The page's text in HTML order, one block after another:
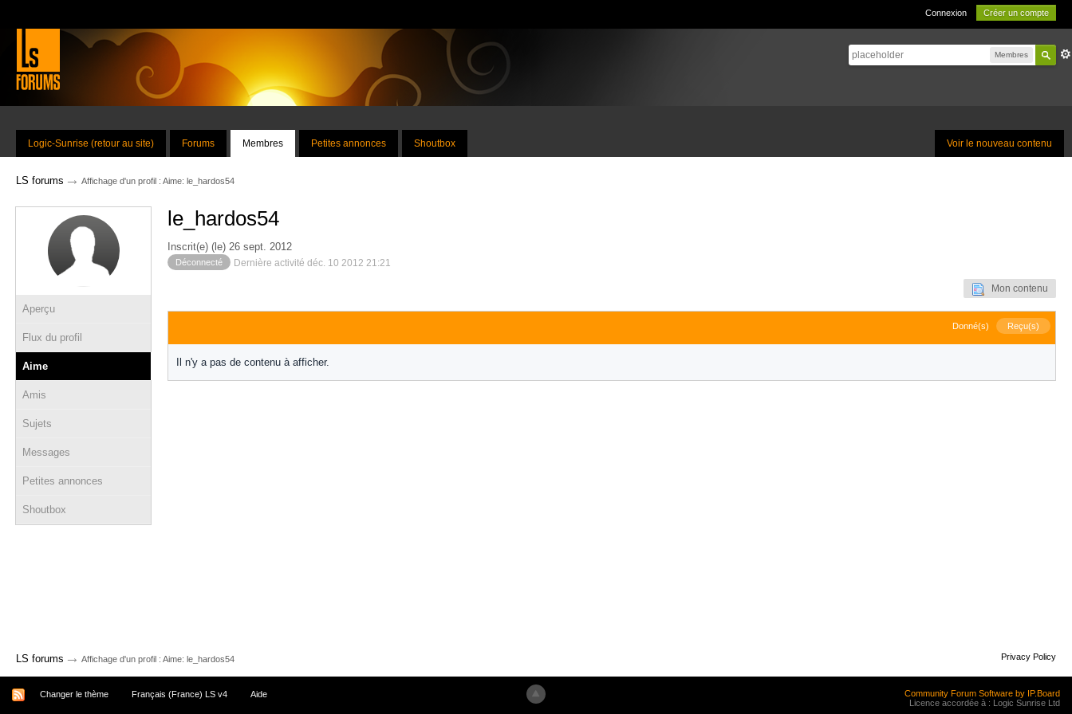
Connexion Créer un compte
Membres
Voir le nouveau contenu
Logic-Sunrise (retour au site) Forums Membres Petites annonces Shoutbox
LS forums → Affichage d'un profil : Aime: le_hardos54
Aperçu
Flux du profil
Aime
Amis
Sujets
Messages
Petites annonces
Shoutbox
le_hardos54
Inscrit(e) (le) 26 sept. 2012
Déconnecté Dernière activité déc. 10 2012 21:21
Mon contenu
Donné(s) Reçu(s)
Il n'y a pas de contenu à afficher.
LS forums → Affichage d'un profil : Aime: le_hardos54 Privacy Policy
Changer le thème Français (France) LS v4 Aide
Community Forum Software by IP.Board
Licence accordée à : Logic Sunrise Ltd